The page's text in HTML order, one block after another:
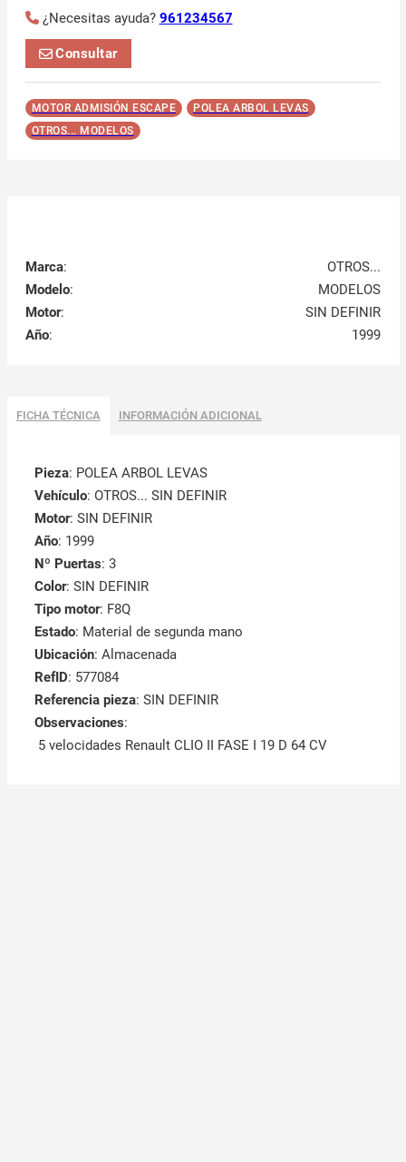
¿Necesitas ayuda? 961234567
Consultar
MOTOR ADMISIÓN ESCAPE
POLEA ARBOL LEVAS
OTROS... MODELOS
Marca:
OTROS...
Modelo:
MODELOS
Motor:
SIN DEFINIR
Año: 1999
FICHA TÉCNICA INFORMACIÓN ADICIONAL
Pieza: POLEA ARBOL LEVAS
Vehículo: OTROS... SIN DEFINIR
Motor: SIN DEFINIR
Año: 1999
Nº Puertas: 3
Color: SIN DEFINIR
Tipo motor: F8Q
Estado: Material de segunda mano
Ubicación: Almacenada
RefID: 577084
Referencia pieza: SIN DEFINIR
Observaciones:
5 velocidades Renault CLIO II FASE I 19 D 64 CV